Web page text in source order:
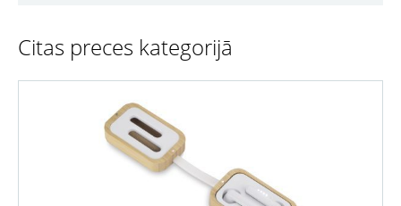
Citas preces kategorijā